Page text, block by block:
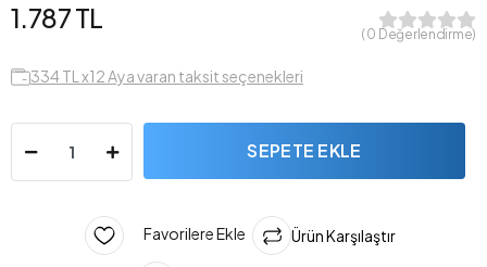
1.787 TL
( 0 Değerlendirme)
334 TL x12 Aya varan taksit seçenekleri
SEPETE EKLE
Favorilere Ekle Ürün Karşılaştır